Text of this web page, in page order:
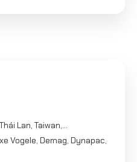
Lan, Taiwan,...
Vogele, Demag, Dynapac,